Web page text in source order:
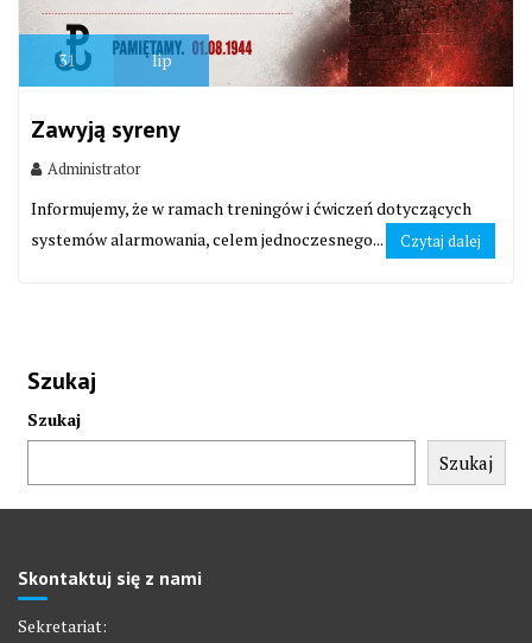
31 lip
Zawyją syreny
Administrator
Informujemy, że w ramach treningów i ćwiczeń dotyczących
systemów alarmowania, celem jednoczesnego...
Czytaj dalej
Szukaj
Szukaj
Szukaj
Skontaktuj się z nami
Sekretariat: